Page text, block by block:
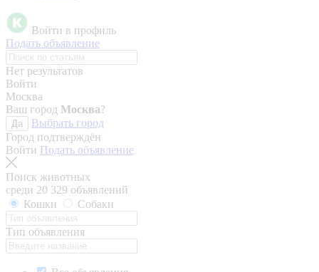
Войти в профиль
Подать объявление
Нет результатов
Войти
Москва
Ваш город Москва?
Да
Выбрать город
Город подтверждён
Войти Подать объявление
Поиск животных
среди 20 329 объявлений
Кошки
Собаки
Тип объявления